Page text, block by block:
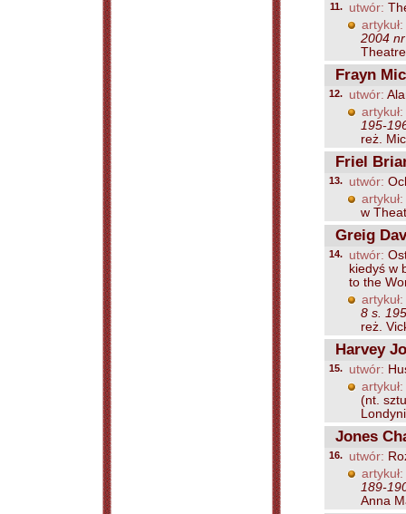
11. utwór:
artykuł:
2004
Frayn
12. utwór:
artykuł:
195-
reż.
Friel
13. utwór:
artykuł:
w
Greig
14. utwór:
kiedyś w
to the
artykuł:
8 s.
reż.
Harvey
15. utwór:
artykuł:
(nt.
Jones
16. utwór:
artykuł:
189-
Anna